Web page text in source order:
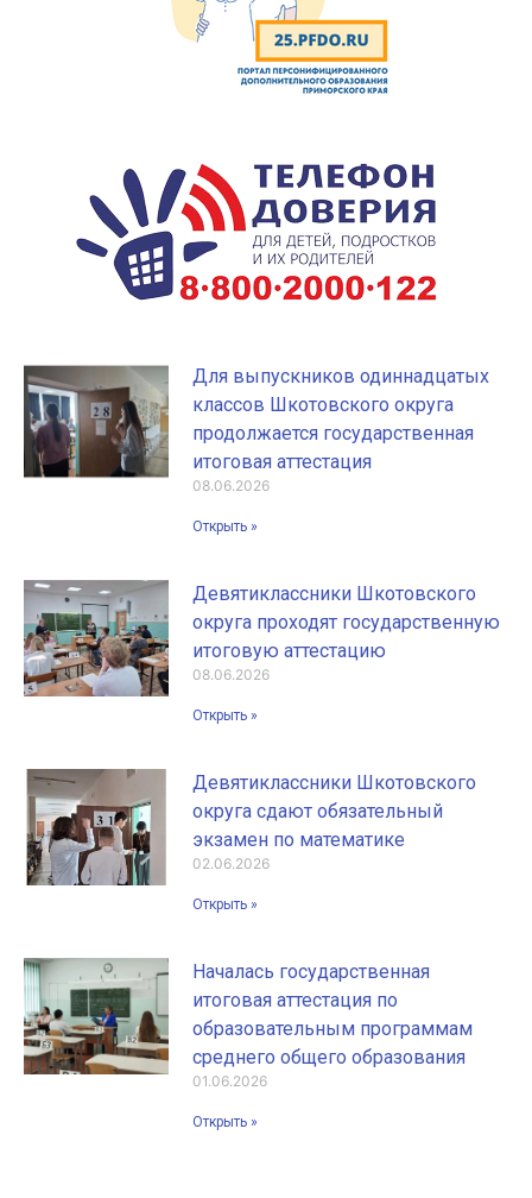
Для выпускников одиннадцатых
классов Шкотовского округа
продолжается государственная
итоговая аттестация
08.06.2026
Открыть »
Девятиклассники Шкотовского
округа проходят государственную
итоговую аттестацию
08.06.2026
Открыть »
Девятиклассники Шкотовского
округа сдают обязательный
экзамен по математике
02.06.2026
Открыть »
Началась государственная
итоговая аттестация по
образовательным программам
среднего общего образования
01.06.2026
Открыть »